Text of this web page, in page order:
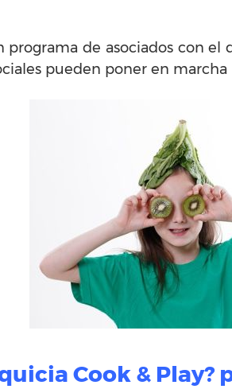
programa de asociados con
pueden poner en
Cook &